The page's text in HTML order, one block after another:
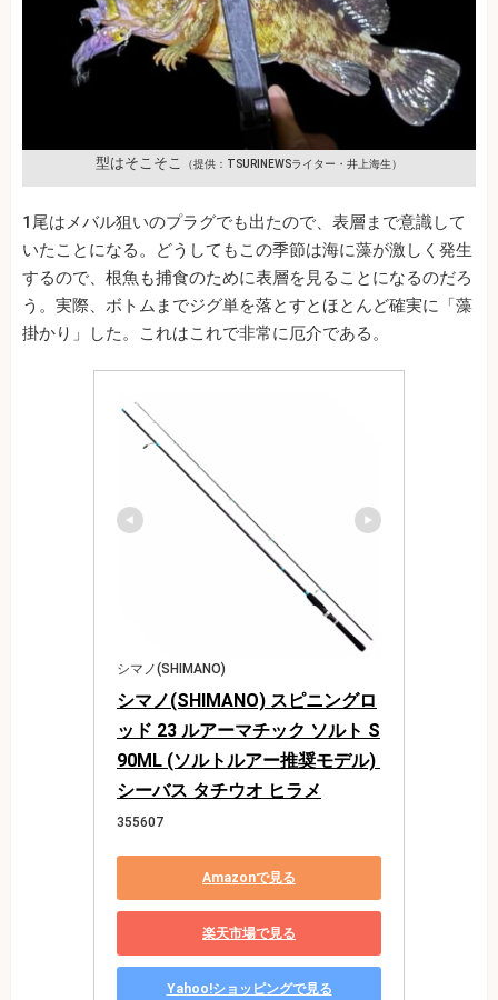
型はそこそこ （提供：TSURINEWSライター・井上海生）
1尾はメバル狙いのプラグでも出たので、表層まで意識して
いたことになる。どうしてもこの季節は海に藻が激しく発生
するので、根魚も捕食のために表層を見ることになるのだろ
う。実際、ボトムまでジグ単を落とすとほとんど確実に「藻
掛かり」した。これはこれで非常に厄介である。
シマノ(SHIMANO)
シマノ(SHIMANO) スピニングロ
ッド 23 ルアーマチック ソルト S
90ML (ソルトルアー推奨モデル)
シーバス タチウオ ヒラメ
355607
Amazonで見る
楽天市場で見る
Yahoo!ショッピングで見る